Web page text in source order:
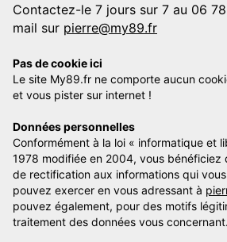
Contactez-le 7 jours sur 7 au 06
mail sur pierre@my89.fr
Pas de cookie ici
Le site My89.fr ne comporte aucun
et vous pister sur internet !
Données personnelles
Conformément à la loi « informatique et
1978 modifiée en 2004, vous bénéficiez
de rectification aux informations qui
pouvez exercer en vous adressant à
pouvez également, pour des motifs
traitement des données vous concernant.